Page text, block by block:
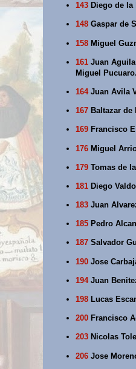
143 Diego de
148 Gaspar de
158 Miguel
161 Juan
Miguel Pucuaro.
164Juan Avila
167 Baltazar de
169 Francisco
176 Miguel
179 Tomas de
181 Diego
183 Juan
185 Pedro
187 Salvador
190 Jose
194Juan
198 Lucas
200 Francisco
203 Nicolas
206 Jose